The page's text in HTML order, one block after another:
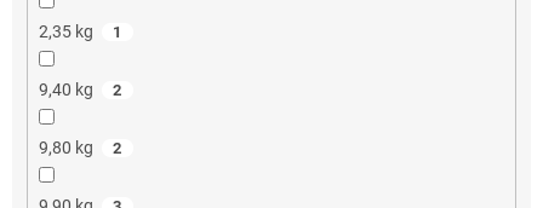
2,35 kg 1
9,40 kg 2
9,80 kg 2